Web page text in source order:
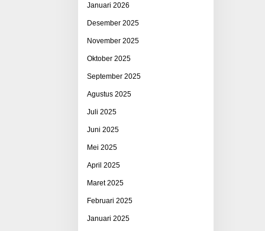
Januari 2026
Desember 2025
November 2025
Oktober 2025
September 2025
Agustus 2025
Juli 2025
Juni 2025
Mei 2025
April 2025
Maret 2025
Februari 2025
Januari 2025